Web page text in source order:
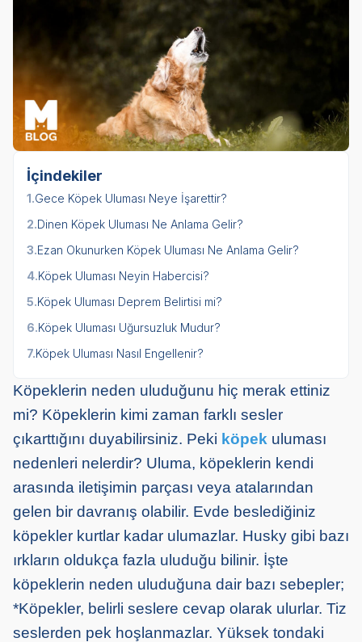
İçindekiler
1.Gece Köpek Uluması Neye İşarettir?
2.Dinen Köpek Uluması Ne Anlama Gelir?
3.Ezan Okunurken Köpek Uluması Ne Anlama Gelir?
4.Köpek Uluması Neyin Habercisi?
5.Köpek Uluması Deprem Belirtisi mi?
6.Köpek Uluması Uğursuzluk Mudur?
7.Köpek Uluması Nasıl Engellenir?
Köpeklerin neden uluduğunu hiç merak ettiniz
mi? Köpeklerin kimi zaman farklı sesler
çıkarttığını duyabilirsiniz. Peki köpek uluması
nedenleri nelerdir? Uluma, köpeklerin kendi
arasında iletişimin parçası veya atalarından
gelen bir davranış olabilir. Evde beslediğiniz
köpekler kurtlar kadar ulumazlar. Husky gibi bazı
ırkların oldukça fazla uluduğu bilinir. İşte
köpeklerin neden uluduğuna dair bazı sebepler;
*Köpekler, belirli seslere cevap olarak ulurlar. Tiz
seslerden pek hoşlanmazlar. Yüksek tondaki